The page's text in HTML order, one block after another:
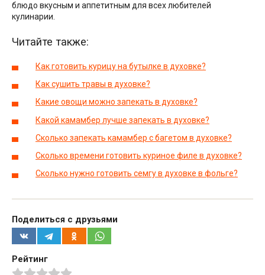
блюдо вкусным и аппетитным для всех любителей
кулинарии.
Читайте также:
Как готовить курицу на бутылке в духовке?
Как сушить травы в духовке?
Какие овощи можно запекать в духовке?
Какой камамбер лучше запекать в духовке?
Сколько запекать камамбер с багетом в духовке?
Сколько времени готовить куриное филе в духовке?
Сколько нужно готовить семгу в духовке в фольге?
Поделиться с друзьями
Рейтинг